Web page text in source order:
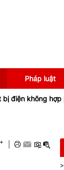
Pháp luật
pháp Hưng
+